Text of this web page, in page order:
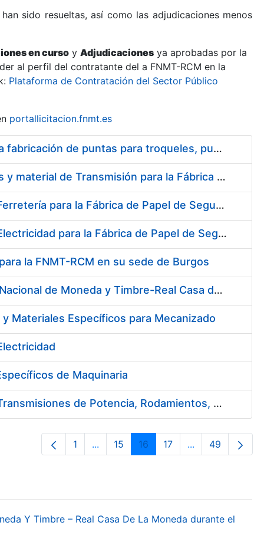
sido resueltas, así como las adjudicaciones menos
en curso y Adjudicaciones ya aprobadas por la
al perfil del contratante del a FNMT-RCM en la
Plataforma de Contratación del Sector Público
portallicitacion.fnmt.es
Suscripción de Acuerdo Marco para el Suministro de Acero para la fabricación de puntas para troqueles, punzones y matrices
Suscripción de Acuerdo Marco para el Suministro de Rodamientos y material de Transmisión para la Fábrica de Papel de Seguridad de la FNMT-RCM en Burgos
Suscripción de Acuerdo Marco para el Suministro de Material de Ferretería para la Fábrica de Papel de Seguridad de la FNMT-RCM en Burgos
Suscripción de Acuerdo Marco para el Suministro de Material de Electricidad para la Fábrica de Papel de Seguridad de la FNMT-RCM en Burgos
la FNMT-RCM en su sede de Burgos
Servicio de Cafetería y Comedor en la Sede Central de la Fábrica Nacional de Moneda y Timbre-Real Casa de la Moneda en Madrid
Materiales Específicos para Mecanizado
de Maquinaria
Suscripción de Acuerdo Marco para el Suministro de Material de Transmisiones de Potencia, Rodamientos, Estanqueidad e Hidráulica
Página
1 ...Páginas intermedias Use TAB para
Página
15 Página
16 Página
17 ...PáginasPágina
49
Y Timbre – Real Casa De La Moneda durante el